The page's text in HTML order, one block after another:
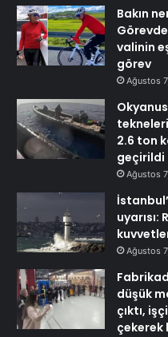
Bakın
valinin
görev
Ağustos
2.6 ton
geçirildi
Ağustos
uyarısı:
Ağustos
düşük
çıktı,
çekerek